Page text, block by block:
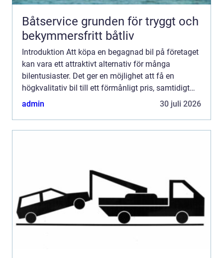
Båtservice grunden för tryggt och
bekymmersfritt båtliv
Introduktion Att köpa en begagnad bil på företaget
kan vara ett attraktivt alternativ för många
bilentusiaster. Det ger en möjlighet att få en
högkvalitativ bil till ett förmånligt pris, samtidigt
som man kan dra nytta av olika företagsförmåner.
admin 30 juli 2026